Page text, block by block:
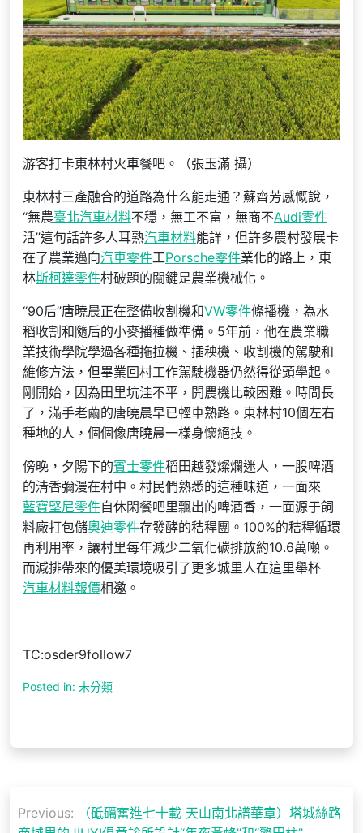
游客打卡東林村火車餐吧。（張玉滿 攝）
東林村三產融合的道路為什么能走通？蘇齊芳感慨說，
“無農臺北汽車材料不穩，無工不富，無商不Audi零件
活”這句話許多人耳熟汽車材料能詳，但許多農村發展卡
在了農業邁向汽車零件工Porsche零件業化的路上，東
林斯柯達零件村破題的關鍵是農業機械化。
“90后”唐曉晨正在整備收割機和VW零件條播機，為水
稻收割和隨后的小麥播種做準備。5年前，他在農業職
業技術學院學過各種拖拉機、插秧機、收割機的駕駛和
維修方法，但畢業回村工作駕駛機器仍然得從頭學起。
剛開始，因為田里坑洼不平，開農機比較困難。時間長
了，滿手老繭的唐曉晨早已輕車熟路。東林村10個左右
種地的人，個個像唐曉晨一樣身懷絕技。
傍晚，夕陽下的賓士零件稻田越發燦爛迷人，一股啤酒
的清香彌漫在村中。村民們熟悉的這種味道，一面來
藍寶堅尼零件自休閑餐吧里飄出的啤酒香，一面源于飼
料廠打包儲奧迪零件存發酵的秸稈團。100%的秸稈循環
再利用率，讓村里每年減少二氧化碳排放約10.6萬噸。
而減排帶來的優美環境吸引了更多城里人在這里舉杯
汽車材料報價相邀。
TC:osder9follow7
Posted in: 未分類
章
Previous:
（砥礪奮進七十載 天山南北譜華章）塔城絲路